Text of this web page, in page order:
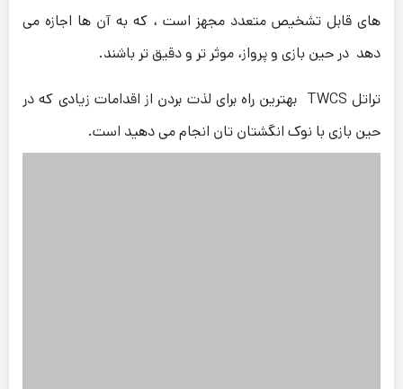
های قابل تشخیص متعدد مجهز است ، که به آن ها اجازه می
دهد در حین بازی و پرواز، موثر تر و دقیق تر باشند.
تراتل TWCS بهترین راه برای لذت بردن از اقدامات زیادی که در
حین بازی با نوک انگشتان تان انجام می دهید است.